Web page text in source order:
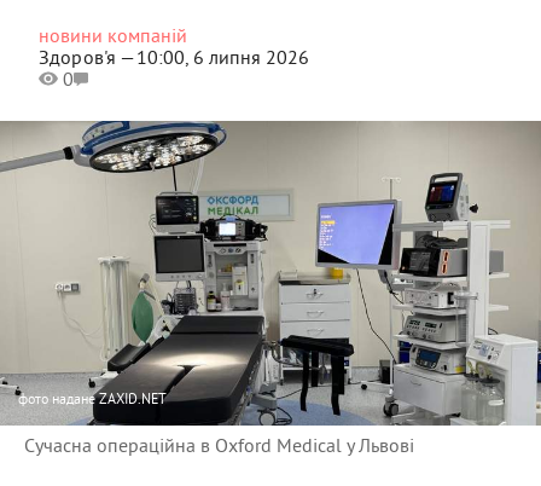
новини компаній
Здоров'я —10:00, 6 липня 2026
0
фото надане ZAXID.NET
Сучасна операційна в Oxford Medical у Львові